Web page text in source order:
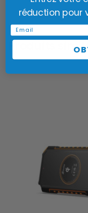
Catégorie :
Produits
réduction pour
Email